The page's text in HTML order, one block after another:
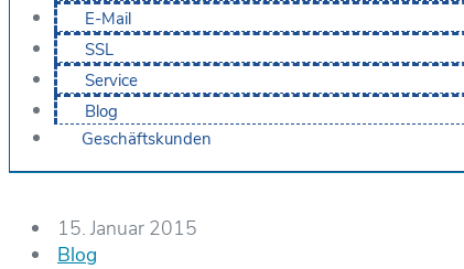
E-Mail
SSL
Service
Blog
Geschäftskunden
15. Januar 2015
Blog